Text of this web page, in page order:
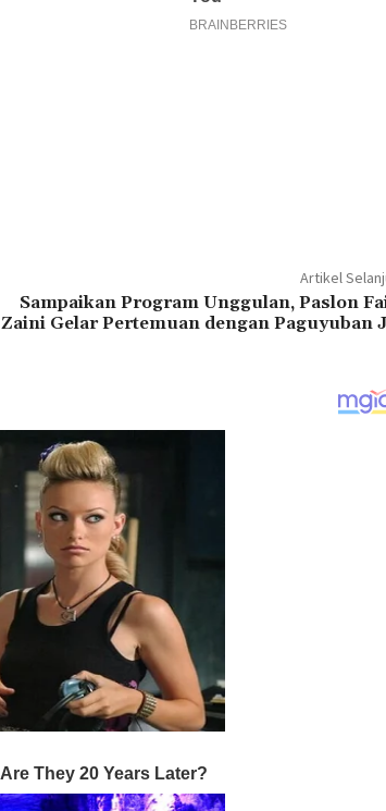
Artikel
Sampaikan Program Unggulan, Paslon
Zaini Gelar Pertemuan dengan Paguyuban